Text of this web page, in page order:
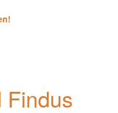
Findus